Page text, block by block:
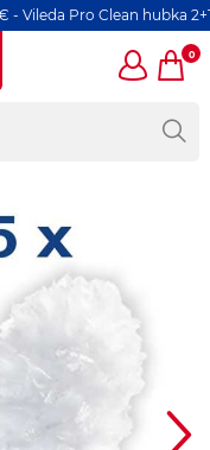
Clean hubka 2+1 ks
0